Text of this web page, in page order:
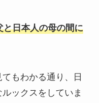
日本人の母の間に
もわかる通り、日
ックスをしていま